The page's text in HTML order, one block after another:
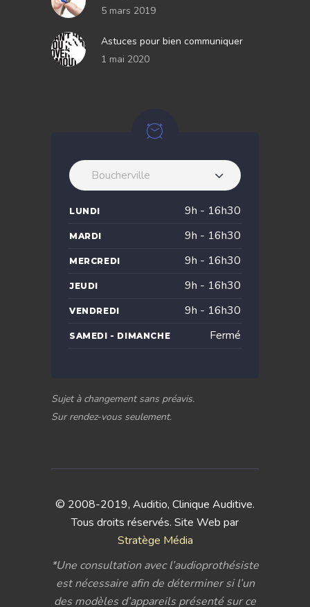
5 mars 2019
Astuces pour bien communiquer
1 mai 2020
Boucherville
LUNDI 9h - 16h30
MARDI 9h - 16h30
MERCREDI 9h - 16h30
JEUDI 9h - 16h30
VENDREDI 9h - 16h30
SAMEDI - DIMANCHE Fermé
Sujet à changement sans préavis.
Sur rendez-vous seulement.
© 2008-2019, Auditio, Clinique Auditive.
Tous droits réservés. Site Web par
Stratège Média
*Une consultation avec l’audioprothésiste
est nécessaire afin de déterminer si l’un
des modèles d’appareils présenté sur ce